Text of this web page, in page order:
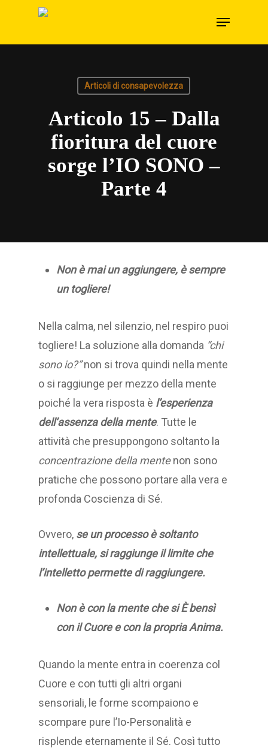
main
Menu
Articoli di consapevolezza
Articolo 15 – Dalla
fioritura del cuore
sorge l’IO SONO –
Parte 4
Non è mai un aggiungere, è sempre
un togliere!
Nella calma, nel silenzio, nel respiro puoi
togliere! La soluzione alla domanda “chi
sono io?”non si trova quindi nella mente
o si raggiunge per mezzo della mente
poiché la vera risposta è l’esperienza
dell’assenza della mente. Tutte le
attività che presuppongono soltanto la
concentrazione della mentenon sono
pratiche che possono portare alla vera e
profonda Coscienza di Sé.
Ovvero, se un processo è soltanto
intellettuale, si raggiunge il limite che
l’intelletto permette di raggiungere.
Non è con la mente che si È bensì
con il Cuore e con la propria Anima.
Quando la mente entra in coerenza col
Cuore e con tutti gli altri organi
sensoriali, le forme scompaiono e
scompare pure l’Io-Personalità e
risplende eternamente il Sé. Così tutto